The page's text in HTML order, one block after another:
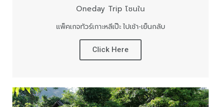
Oneday Trip โซนใน
แพ็คเกจทัวร์เกาะหลีเป๊ะ ไปเช้า-เย็นกลับ
Click Here